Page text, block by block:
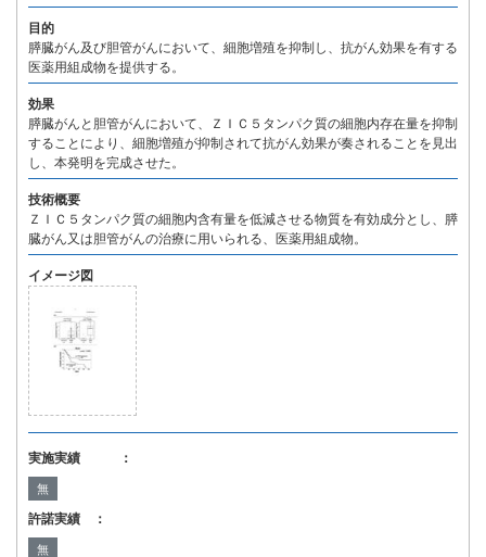
目的
膵臓がん及び胆管がんにおいて、細胞増殖を抑制し、抗がん効果を有する
医薬用組成物を提供する。
効果
膵臓がんと胆管がんにおいて、ＺＩＣ５タンパク質の細胞内存在量を抑制
することにより、細胞増殖が抑制されて抗がん効果が奏されることを見出
し、本発明を完成させた。
技術概要
ＺＩＣ５タンパク質の細胞内含有量を低減させる物質を有効成分とし、膵
臓がん又は胆管がんの治療に用いられる、医薬用組成物。
イメージ図
実施実績 ：
無
許諾実績 ：
無